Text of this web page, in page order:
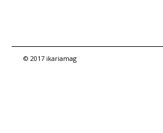
© 2017 ikariamag